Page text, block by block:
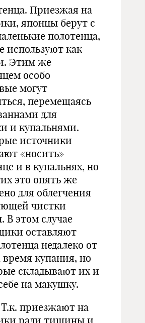
Приезжая на
японцы берут с
полотенца,
используют как
Этим же
особо
могут
перемещаясь
для
и купальнями.
источники
«носить»
и в купальнях, но
это опять же
для облегчения
чистки
В этом случае
оставляют
недалеко от
время купания, но
складывают их и
на макушку.
приезжают на
ради тишины и